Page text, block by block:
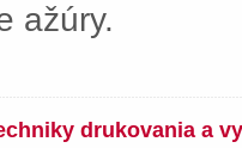
ažúry.
drukovania a